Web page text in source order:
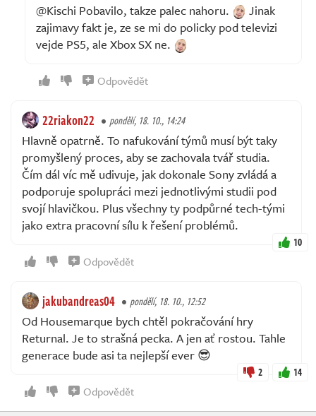
@Kischi Pobavilo, takze palec nahoru.
Jinak
zajimavy fakt je, ze se mi do policky pod televizi
vejde PS5, ale Xbox SX ne.
Odpovědět
22riakon22 pondělí, 18. 10., 14:24
Hlavně opatrně. To nafukování týmů musí být taky
promyšlený proces, aby se zachovala tvář studia.
Čím dál víc mě udivuje, jak dokonale Sony zvládá a
podporuje spolupráci mezi jednotlivými studii pod
svojí hlavičkou. Plus všechny ty podpůrné tech-tými
jako extra pracovní sílu k řešení problémů.
10
Odpovědět
jakubandreas04 pondělí, 18. 10., 12:52
Od Housemarque bych chtěl pokračování hry
Returnal. Je to strašná pecka. A jen ať rostou. Tahle
generace bude asi ta nejlepší ever 😎
2 14
Odpovědět